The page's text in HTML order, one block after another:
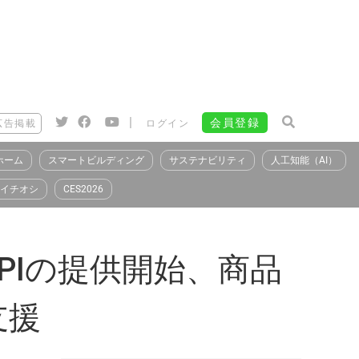
告掲載 | ログイン 会員登録
ーム スマートビルディング サステナビリティ 人工知能（AI）
イチオシ CES2026
の提供開始、商品